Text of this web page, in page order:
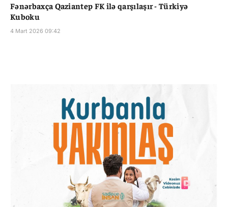
Fənərbaxça Qaziantep FK ilə qarşılaşır - Türkiyə
Kuboku
4 Mart 2026 09:42